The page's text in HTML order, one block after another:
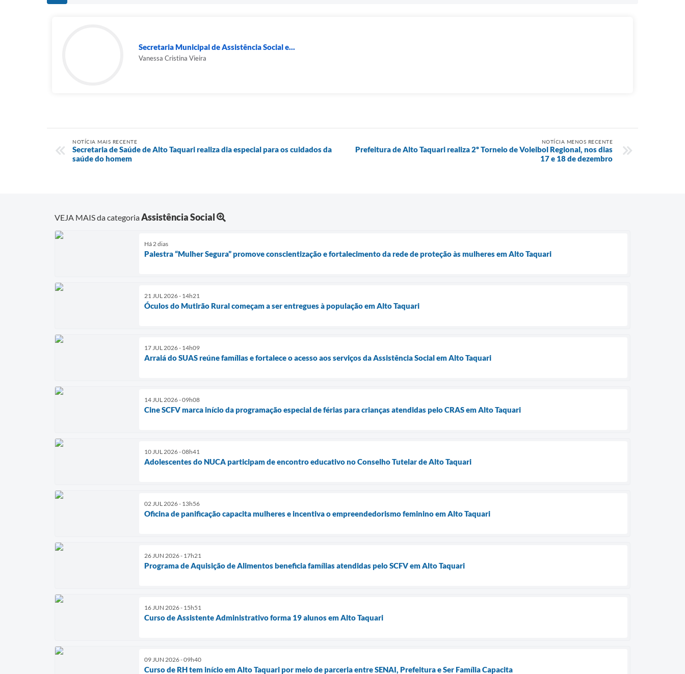
Secretaria Municipal de Assistência Social e...
Vanessa Cristina Vieira
NOTÍCIA MAIS RECENTE
Secretaria de Saúde de Alto Taquari realiza dia especial para os cuidados da
saúde do homem
NOTÍCIA MENOS RECENTE
Prefeitura de Alto Taquari realiza 2º Torneio de Voleibol Regional, nos dias
17 e 18 de dezembro
VEJA MAIS da categoriaAssistência Social
Há 2 dias
Palestra “Mulher Segura” promove conscientização e fortalecimento da rede de proteção às mulheres em Alto Taquari
21 JUL 2026 - 14h21
Óculos do Mutirão Rural começam a ser entregues à população em Alto Taquari
17 JUL 2026 - 14h09
Arraiá do SUAS reúne famílias e fortalece o acesso aos serviços da Assistência Social em Alto Taquari
14 JUL 2026 - 09h08
Cine SCFV marca início da programação especial de férias para crianças atendidas pelo CRAS em Alto Taquari
10 JUL 2026 - 08h41
Adolescentes do NUCA participam de encontro educativo no Conselho Tutelar de Alto Taquari
02 JUL 2026 - 13h56
Oficina de panificação capacita mulheres e incentiva o empreendedorismo feminino em Alto Taquari
26 JUN 2026 - 17h21
Programa de Aquisição de Alimentos beneficia famílias atendidas pelo SCFV em Alto Taquari
16 JUN 2026 - 15h51
Curso de Assistente Administrativo forma 19 alunos em Alto Taquari
09 JUN 2026 - 09h40
Curso de RH tem início em Alto Taquari por meio de parceria entre SENAI, Prefeitura e Ser Família Capacita